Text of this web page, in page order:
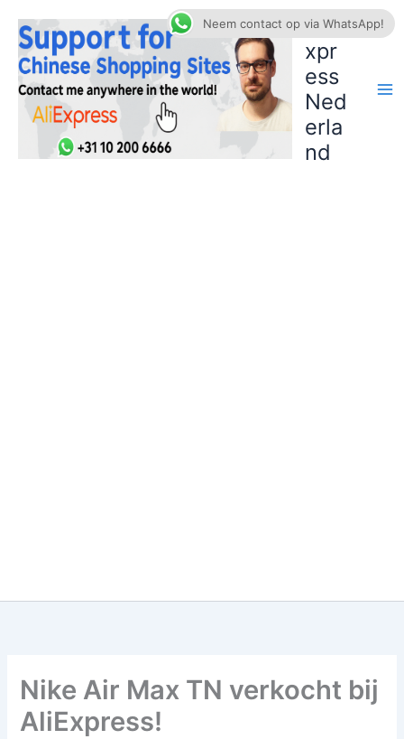
naar
inhoud
AliE
xpr
ess
Ned
erla
nd
Nike Air Max TN verkocht bij
AliExpress!
Neem contact op via WhatsApp!